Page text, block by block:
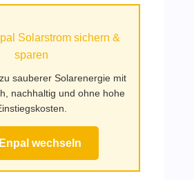
Solarstrom sichern &
sparen
sauberer Solarenergie mit
nachhaltig und ohne hohe
wechseln